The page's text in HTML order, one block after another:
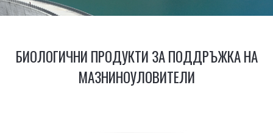
БИОЛОГИЧНИ ПРОДУКТИ ЗА ПОДДРЪЖКА НА
МАЗНИНОУЛОВИТЕЛИ